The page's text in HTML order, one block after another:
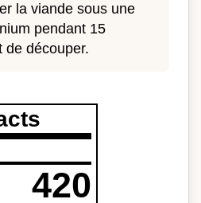
la viande sous une
pendant 15
de découper.
420